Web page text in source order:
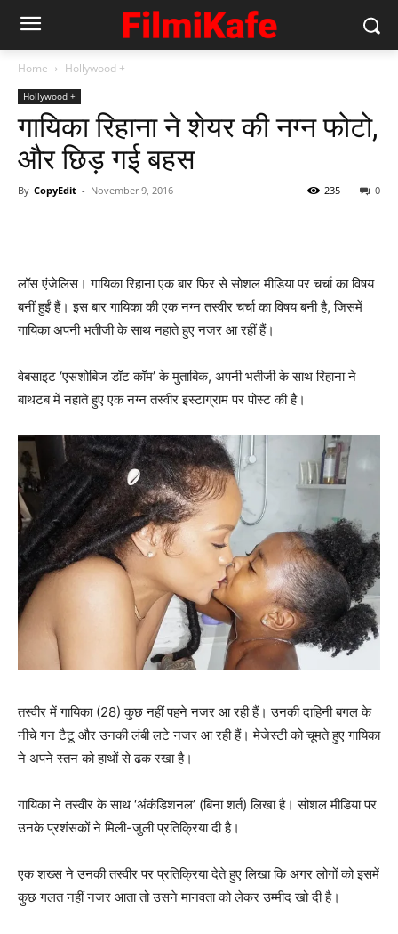
Home Hollywood +
Hollywood +
गायिका रिहाना ने शेयर की नग्‍न फोटो,
और छिड़ गई बहस
By CopyEdit - November 9, 2016 0
235
लॉस एंजेलिस। गायिका रिहाना एक बार फिर से सोशल मीडिया पर चर्चा का विषय
बनीं हुईं हैं। इस बार गायिका की एक नग्‍न तस्‍वीर चर्चा का विषय बनी है, जिसमें
गायिका अपनी भतीजी के साथ नहाते हुए नजर आ रहीं हैं।
वेबसाइट ‘एसशोबिज डॉट कॉम’ के मुताबिक, अपनी भतीजी के साथ रिहाना ने
बाथटब में नहाते हुए एक नग्न तस्वीर इंस्टाग्राम पर पोस्ट की है।
तस्वीर में गायिका (28) कुछ नहीं पहने नजर आ रही हैं। उनकी दाहिनी बगल के
नीचे गन टैटू और उनकी लंबी लटे नजर आ रही हैं। मेजेस्टी को चूमते हुए गायिका
ने अपने स्तन को हाथों से ढक रखा है।
गायिका ने तस्वीर के साथ ‘अंकंडिशनल’ (बिना शर्त) लिखा है। सोशल मीडिया पर
उनके प्रशंसकों ने मिली-जुली प्रतिक्रिया दी है।
एक शख्स ने उनकी तस्वीर पर प्रतिक्रिया देते हुए लिखा कि अगर लोगों को इसमें
कुछ गलत नहीं नजर आता तो उसने मानवता को लेकर उम्मीद खो दी है।